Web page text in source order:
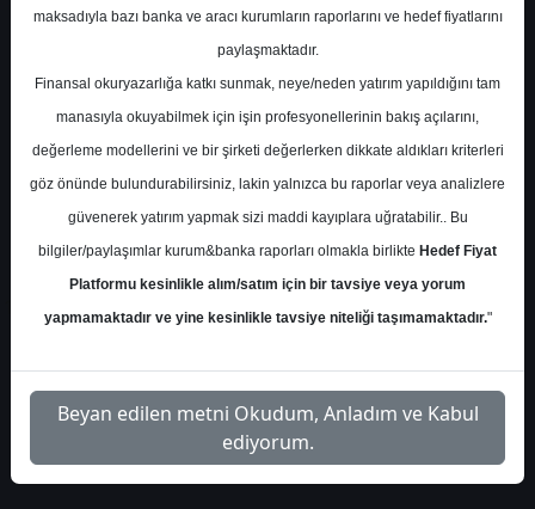
1
yapi-kredi-bankacilik-
sektoru-4049338
İlgili
Dosyayı İndir
maksadıyla bazı banka ve aracı kurumların raporlarını ve hedef fiyatlarını
paylaşmaktadır.
Finansal okuryazarlığa katkı sunmak, neye/neden yatırım yapıldığını tam
manasıyla okuyabilmek için işin profesyonellerinin bakış açılarını,
değerleme modellerini ve bir şirketi değerlerken dikkate aldıkları kriterleri
göz önünde bulundurabilirsiniz, lakin yalnızca bu raporlar veya analizlere
güvenerek yatırım yapmak sizi maddi kayıplara uğratabilir.. Bu
bilgiler/paylaşımlar kurum&banka raporları olmakla birlikte Hedef Fiyat
Platformu kesinlikle alım/satım için bir tavsiye veya yorum
yapmamaktadır ve yine kesinlikle tavsiye niteliği taşımamaktadır."
Beyan edilen metni Okudum, Anladım ve Kabul
ediyorum.